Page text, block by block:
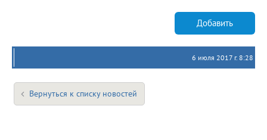
Добавить
6 июля 2017 г. 8:28
Вернуться к списку новостей